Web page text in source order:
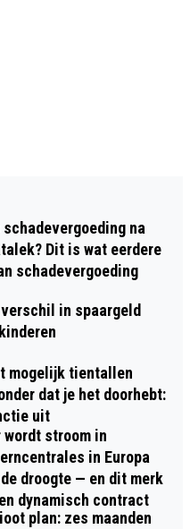
na
Dit is wat eerdere
schadevergoeding
in spaargeld
mogelijk tientallen
dat je het doorhebt:
uit
stroom in
in Europa
droogte — en dit merk
dynamisch contract
plan: zes maanden